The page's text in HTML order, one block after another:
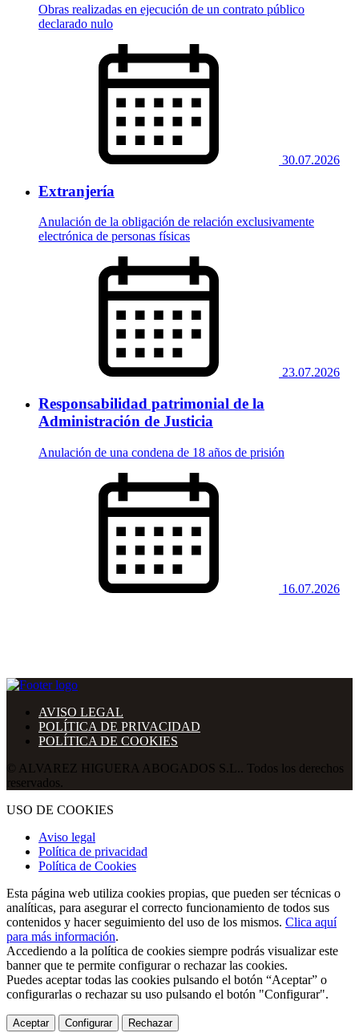
Obras realizadas en ejecución de un contrato público
declarado nulo
30.07.2026
Extranjería
Anulación de la obligación de relación exclusivamente
electrónica de personas físicas
23.07.2026
Responsabilidad patrimonial de la
Administración de Justicia
Anulación de una condena de 18 años de prisión
16.07.2026
AVISO LEGAL
POLÍTICA DE PRIVACIDAD
POLÍTICA DE COOKIES
© ALVAREZ HIGUERA ABOGADOS S.L.. Todos los derechos
reservados.
USO DE COOKIES
Aviso legal
Política de privacidad
Política de Cookies
Esta página web utiliza cookies propias, que pueden ser técnicas o
analíticas, para asegurar el correcto funcionamiento de todos sus
contenidos y hacer seguimiento del uso de los mismos. Clica aquí
para más información.
Accediendo a la política de cookies siempre podrás visualizar este
banner que te permite configurar o rechazar las cookies.
Puedes aceptar todas las cookies pulsando el botón “Aceptar” o
configurarlas o rechazar su uso pulsando el botón "Configurar".
Aceptar Configurar Rechazar